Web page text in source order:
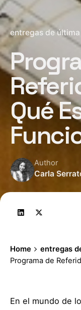
entregas de
Qué
Author
Carla
Home
entregas
Programa de
En el mundo de